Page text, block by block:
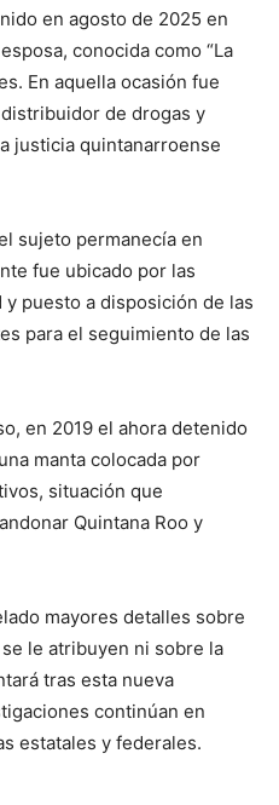
en agosto de 2025 en
conocida como “La
En aquella ocasión fue
de drogas y
justicia quintanarroense
sujeto permanecía en
fue ubicado por las
puesto a disposición de las
para el seguimiento de las
en 2019 el ahora detenido
manta colocada por
situación que
Quintana Roo y
mayores detalles sobre
le atribuyen ni sobre la
tras esta nueva
continúan en
estatales y federales.